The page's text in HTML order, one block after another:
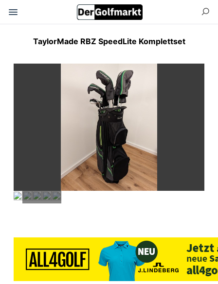
TaylorMade RBZ SpeedLite Komplettset